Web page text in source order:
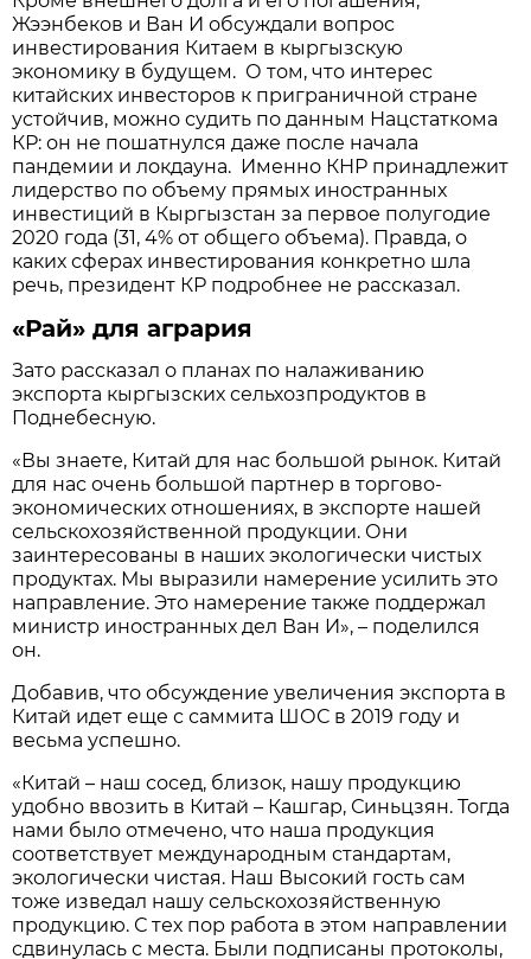
Жээнбеков и Ван И обсуждали вопрос
инвестирования Китаем в кыргызскую
экономику в будущем. О том, что интерес
китайских инвесторов к приграничной стране
устойчив, можно судить по данным Нацстаткома
КР: он не пошатнулся даже после начала
пандемии и локдауна. Именно КНР принадлежит
лидерство по объему прямых иностранных
инвестиций в Кыргызстан за первое полугодие
2020 года (31, 4% от общего объема). Правда, о
каких сферах инвестирования конкретно шла
речь, президент КР подробнее не рассказал.
«Рай» для агрария
Зато рассказал о планах по налаживанию
экспорта кыргызских сельхозпродуктов в
Поднебесную.
«Вы знаете, Китай для нас большой рынок. Китай
для нас очень большой партнер в торгово-
экономических отношениях, в экспорте нашей
сельскохозяйственной продукции. Они
заинтересованы в наших экологически чистых
продуктах. Мы выразили намерение усилить это
направление. Это намерение также поддержал
министр иностранных дел Ван И», – поделился
он.
Добавив, что обсуждение увеличения экспорта в
Китай идет еще с саммита ШОС в 2019 году и
весьма успешно.
«Китай – наш сосед, близок, нашу продукцию
удобно ввозить в Китай – Кашгар, Синьцзян. Тогда
нами было отмечено, что наша продукция
соответствует международным стандартам,
экологически чистая. Наш Высокий гость сам
тоже изведал нашу сельскохозяйственную
продукцию. С тех пор работа в этом направлении
сдвинулась с места. Были подписаны протоколы,